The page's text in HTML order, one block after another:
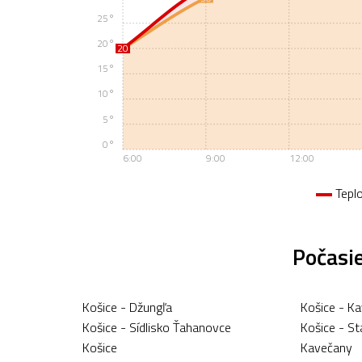
20
20
6:00 9:00 12:00
0°
5°
10°
15°
20°
25°
Košice - Džungľa Košice -
Košice - Sídlisko Ťahanovce
Košice -
Košice
Kavečany